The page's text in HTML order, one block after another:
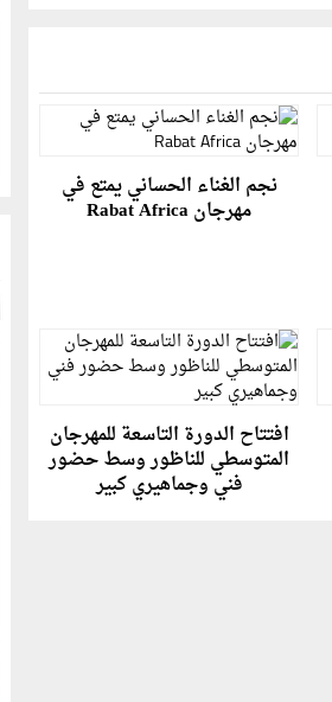
نجم الغناء الحساني يمتع في
مهرجان Rabat Africa
افتتاح الدورة التاسعة للمهرجان
المتوسطي للناظور وسط حضور
فني وجماهيري كبير